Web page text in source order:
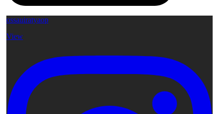
ossauiratyaop
View